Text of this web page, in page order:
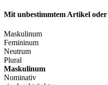
Mit unbestimmtem Artikel oder
Maskulinum
Femininum
Neutrum
Plural
Maskulinum
Nominativ